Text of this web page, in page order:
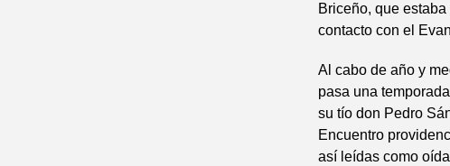
Briceño, que
contacto con el
Al cabo de año y
pasa una
su tío don Pedro
Encuentro
así leídas como